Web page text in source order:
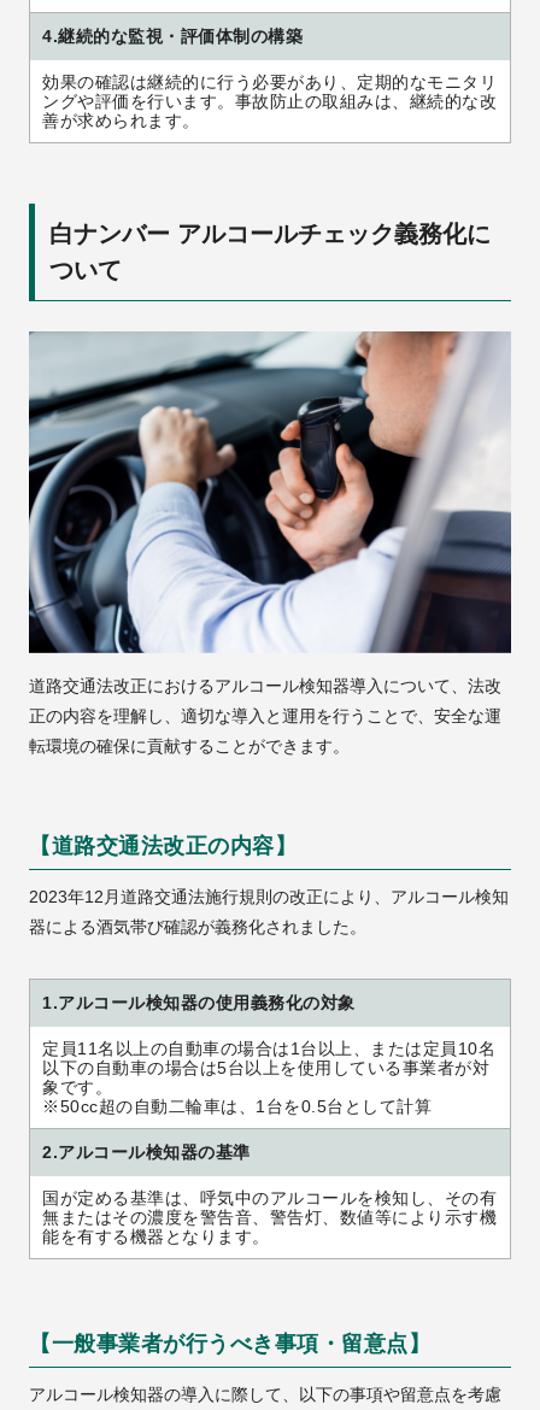
4.継続的な監視・評価体制の構築
効果の確認は継続的に行う必要があり、定期的なモニタリ
ングや評価を行います。事故防止の取組みは、継続的な改
善が求められます。
白ナンバー アルコールチェック義務化に
ついて
道路交通法改正におけるアルコール検知器導入について、法改
正の内容を理解し、適切な導入と運用を行うことで、安全な運
転環境の確保に貢献することができます。
【道路交通法改正の内容】
2023年12月道路交通法施行規則の改正により、アルコール検知
器による酒気帯び確認が義務化されました。
1.アルコール検知器の使用義務化の対象
定員11名以上の自動車の場合は1台以上、または定員10名
以下の自動車の場合は5台以上を使用している事業者が対
象です。
※50cc超の自動二輪車は、1台を0.5台として計算
2.アルコール検知器の基準
国が定める基準は、呼気中のアルコールを検知し、その有
無またはその濃度を警告音、警告灯、数値等により示す機
能を有する機器となります。
【一般事業者が行うべき事項・留意点】
アルコール検知器の導入に際して、以下の事項や留意点を考慮